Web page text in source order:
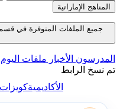
المناهج الإماراتية
المدرسون الأخبار ملفات اليوم
تم نسخ الرابط
الأكاديميةكويزات